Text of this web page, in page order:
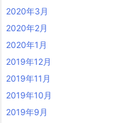
2020年3月
2020年2月
2020年1月
2019年12月
2019年11月
2019年10月
2019年9月